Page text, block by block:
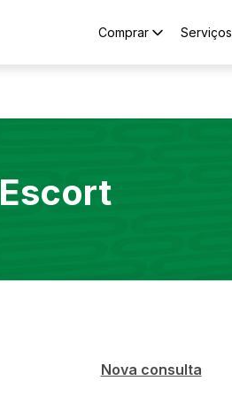
Comprar Serviços
Escort
Nova consulta